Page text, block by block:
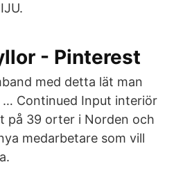
- Pinterest
med detta lät man
… Continued Input interiör
på 39 orter i Norden och
medarbetare som vill